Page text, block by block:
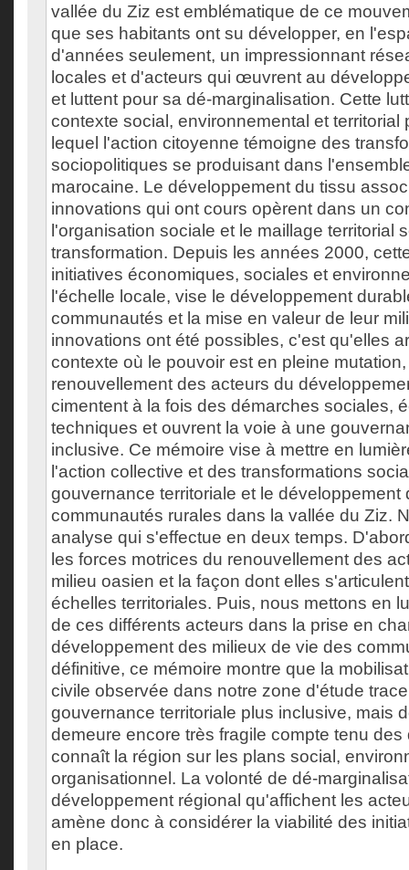
vallée du Ziz est emblématique de ce
que ses habitants ont su développer, en
d'années seulement, un impressionnant
locales et d'acteurs qui œuvrent au
et luttent pour sa dé-marginalisation. Cette
contexte social, environnemental et territorial
lequel l'action citoyenne témoigne des
sociopolitiques se produisant dans
marocaine. Le développement du tissu
innovations qui ont cours opèrent dans un
l'organisation sociale et le maillage territorial
transformation. Depuis les années 2000,
initiatives économiques, sociales et
l'échelle locale, vise le développement
communautés et la mise en valeur de leur
innovations ont été possibles, c'est qu'elles
contexte où le pouvoir est en pleine
renouvellement des acteurs du
cimentent à la fois des démarches sociales,
techniques et ouvrent la voie à une
inclusive. Ce mémoire vise à mettre en
l'action collective et des transformations
gouvernance territoriale et le développement
communautés rurales dans la vallée du Ziz.
analyse qui s'effectue en deux temps.
les forces motrices du renouvellement des
milieu oasien et la façon dont elles
échelles territoriales. Puis, nous mettons en
de ces différents acteurs dans la prise en
développement des milieux de vie des
définitive, ce mémoire montre que la
civile observée dans notre zone d'étude
gouvernance territoriale plus inclusive, mais
demeure encore très fragile compte tenu des
connaît la région sur les plans social,
organisationnel. La volonté de dé-
développement régional qu'affichent les
amène donc à considérer la viabilité des
en place.